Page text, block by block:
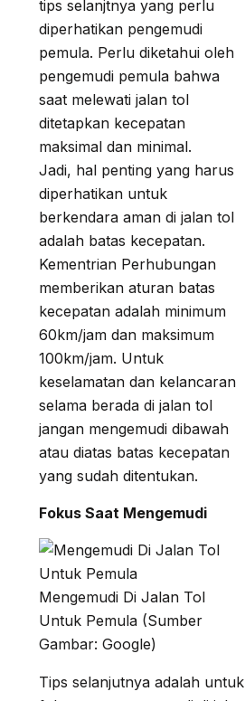
tips selanjtnya yang perlu
diperhatikan pengemudi
pemula. Perlu diketahui oleh
pengemudi pemula bahwa
saat melewati jalan tol
ditetapkan kecepatan
maksimal dan minimal.
Jadi, hal penting yang harus
diperhatikan untuk
berkendara aman di jalan tol
adalah batas kecepatan.
Kementrian Perhubungan
memberikan aturan batas
kecepatan adalah minimum
60km/jam dan maksimum
100km/jam. Untuk
keselamatan dan kelancaran
selama berada di jalan tol
jangan mengemudi dibawah
atau diatas batas kecepatan
yang sudah ditentukan.
Fokus Saat Mengemudi
Mengemudi Di Jalan Tol
Untuk Pemula (Sumber
Gambar: Google)
Tips selanjutnya adalah untuk